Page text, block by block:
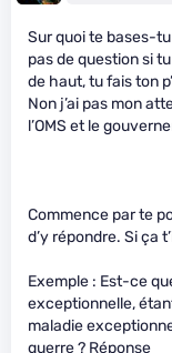
Sur quoi te bases-tu
pas de question si
de haut, tu fais ton
Non j’ai pas mon
l’OMS et le
Commence par te
d’y répondre. Si ça
Exemple : Est-ce
exceptionnelle,
maladie
guerre ? Réponse